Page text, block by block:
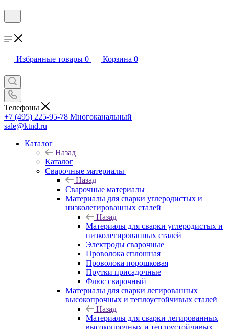
Избранные товары 0 Корзина 0
Телефоны
+7 (495) 225-95-78 Многоканальный
sale@ktnd.ru
Каталог
Назад
Каталог
Сварочные материалы
Назад
Сварочные материалы
Материалы для сварки углеродистых и
низколегированных сталей
Назад
Материалы для сварки углеродистых и
низколегированных сталей
Электроды сварочные
Проволока сплошная
Проволока порошковая
Прутки присадочные
Флюс сварочный
Материалы для сварки легированных
высокопрочных и теплоустойчивых сталей
Назад
Материалы для сварки легированных
высокопрочных и теплоустойчивых